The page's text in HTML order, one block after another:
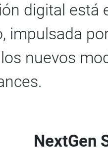
digital
impulsada
nuevos
NextGen